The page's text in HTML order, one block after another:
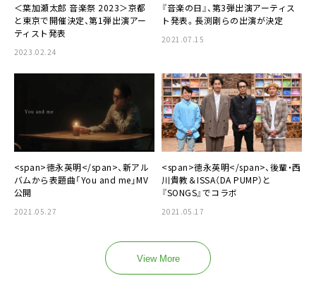
＜葉加瀬太郎 音楽祭 2023＞京都
と東京で開催決定、第1弾出演アー
ティスト発表
2023.02.24
『音楽の日』、第3弾出演アーティス
ト発表。長渕剛らの出演が決定
2021.07.15
<span>徳永英明</span>、新アル
バムから表題曲「You and me」MV
公開
2021.05.27
<span>徳永英明</span>、後輩・西
川貴教＆ISSA（DA PUMP）と
『SONGS』でコラボ
2021.05.17
View More